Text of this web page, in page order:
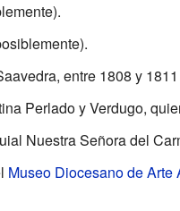
entre 1808 y
Perlado y Verdugo,
Nuestra Señora del
Museo Diocesano de Arte